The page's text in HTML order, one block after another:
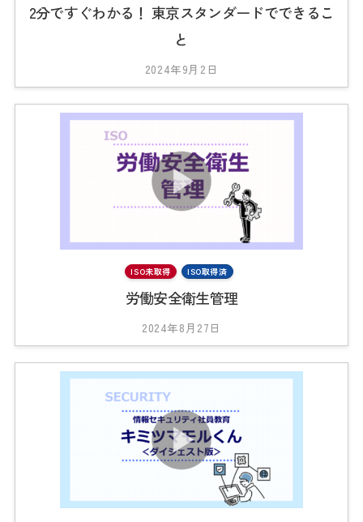
2分ですぐわかる！ 東京スタンダードでできるこ
と
2024年9月2日
y
2
2
3
t
0
1
ISO未取得 ISO取得済
労働安全衛生管理
2024年8月27日
y
2
3
_
t
s
0